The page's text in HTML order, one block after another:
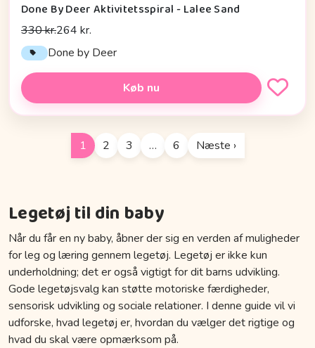
Done By Deer Aktivitetsspiral - Lalee Sand
330 kr.264 kr.
Done by Deer
Køb nu
1 2 3 … 6 Næste ›
Legetøj til din baby
Når du får en ny baby, åbner der sig en verden af muligheder
for leg og læring gennem legetøj. Legetøj er ikke kun
underholdning; det er også vigtigt for dit barns udvikling.
Gode legetøjsvalg kan støtte motoriske færdigheder,
sensorisk udvikling og sociale relationer. I denne guide vil vi
udforske, hvad legetøj er, hvordan du vælger det rigtige og
hvad du skal være opmærksom på.